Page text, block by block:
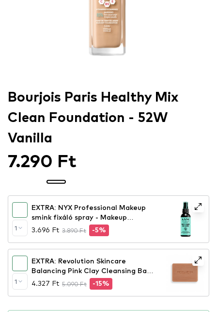
Bourjois Paris Healthy Mix
Clean Foundation - 52W
Vanilla
7.290 Ft
1
EXTRA: NYX Professional Makeup
smink fixáló spray - Makeup
Setting Spray – Dewy Finish
3.696 Ft 3.890 Ft -5%
1
EXTRA: Revolution Skincare
Balancing Pink Clay Cleansing Bar
rózsaszín agyagos szappan
4.327 Ft 5.090 Ft -15%